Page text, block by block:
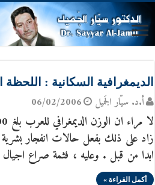
الديمغرافية السكانية : اللحظة
أ.د. سيّار الجَميل 06/02/2006
زاد على ذلك بفعل حالات انفجار
ابدا من قبل . وعليه ، فثمة صراع
أكمل القراءة »